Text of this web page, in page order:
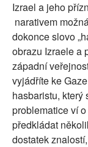
Izrael a jeho
narativem
dokonce slovo
obrazu Izraele a
západní
vyjádříte ke
hasbaristu, který
problematice ví
předkládat
dostatek